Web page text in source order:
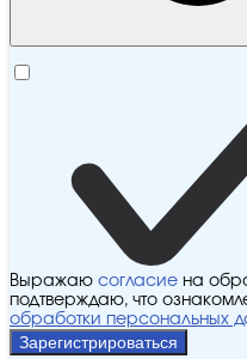
Выражаю согласие на
подтверждаю, что
обработки персональных
Зарегистрироваться